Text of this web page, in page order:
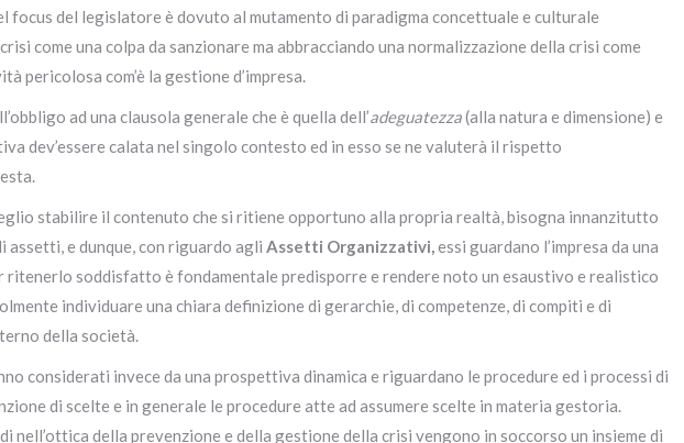
focus del legislatore è dovuto al mutamento di paradigma concettuale e culturale
come una colpa da sanzionare ma abbracciando una normalizzazione della crisi come
pericolosa com’è la gestione d’impresa.
ad una clausola generale che è quella dell’adeguatezza(alla natura e dimensione) e
dev’essere calata nel singolo contesto ed in esso se ne valuterà il rispetto
stabilire il contenuto che si ritiene opportuno alla propria realtà, bisogna innanzitutto
e dunque, con riguardo agli Assetti Organizzativi, essi guardano l’impresa da una
soddisfatto è fondamentale predisporre e rendere noto un esaustivo e realistico
individuare una chiara definizione di gerarchie, di competenze, di compiti e di
della società.
considerati invece da una prospettiva dinamica e riguardano le procedure ed i processi di
di scelte e in generale le procedure atte ad assumere scelte in materia gestoria.
nell’ottica della prevenzione e della gestione della crisi vengono in soccorso un insieme di